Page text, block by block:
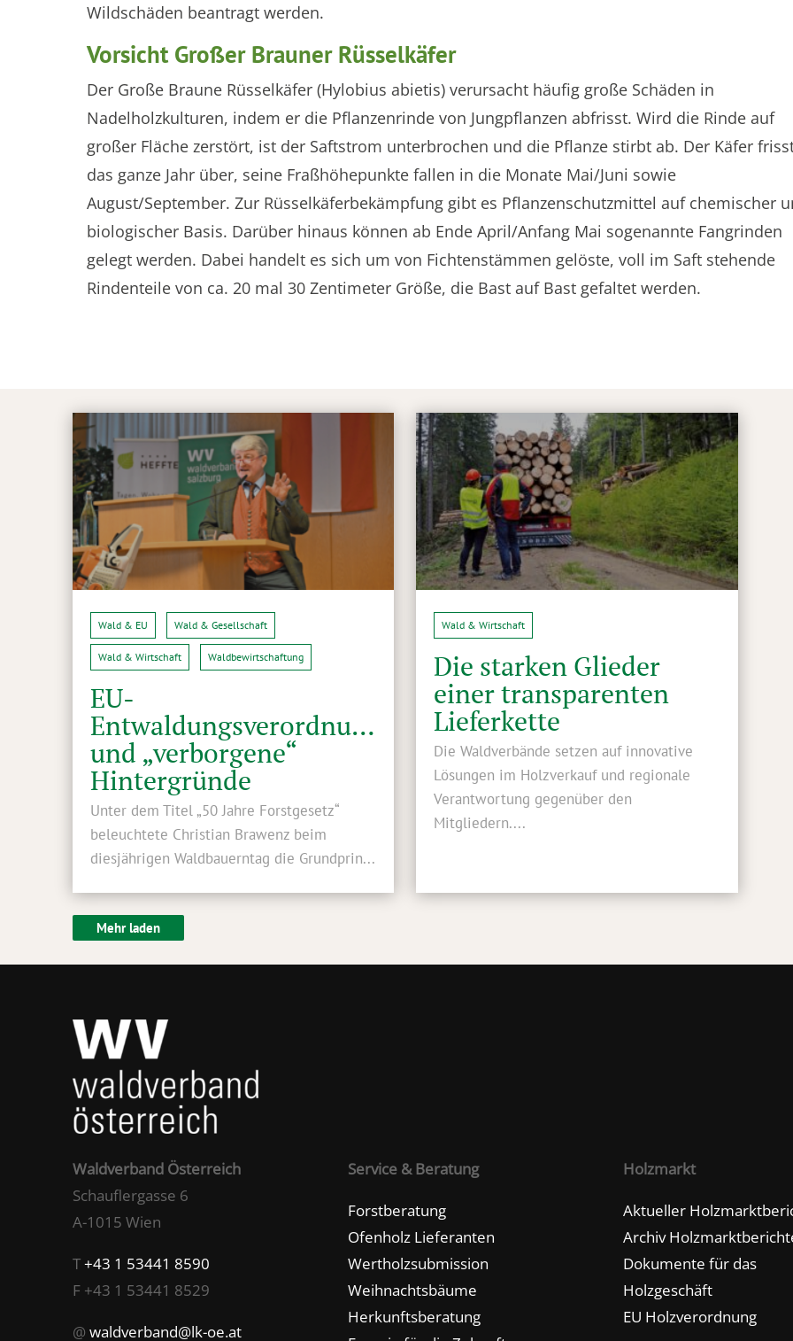
Wildschäden beantragt werden.
Vorsicht Großer Brauner Rüsselkäfer
Der Große Braune Rüsselkäfer (Hylobius abietis) verursacht häufig große Schäden in
Nadelholzkulturen, indem er die Pflanzenrinde von Jungpflanzen abfrisst. Wird die Rinde auf
großer Fläche zerstört, ist der Saftstrom unterbrochen und die Pflanze stirbt ab. Der Käfer
das ganze Jahr über, seine Fraßhöhepunkte fallen in die Monate Mai/Juni sowie
August/September. Zur Rüsselkäferbekämpfung gibt es Pflanzenschutzmittel auf chemischer
biologischer Basis. Darüber hinaus können ab Ende April/Anfang Mai sogenannte Fangrinden
gelegt werden. Dabei handelt es sich um von Fichtenstämmen gelöste, voll im Saft stehende
Rindenteile von ca. 20 mal 30 Zentimeter Größe, die Bast auf Bast gefaltet werden.
Wald & EU Wald & Gesellschaft
Wald & Wirtschaft Waldbewirtschaftung
EU-
Entwaldungsverordnung
und „verborgene“
Hintergründe
Unter dem Titel „50 Jahre Forstgesetz“
beleuchtete Christian Brawenz beim
diesjährigen Waldbauerntag die Grundprin...
Wald & Wirtschaft
Die starken Glieder
einer transparenten
Lieferkette
Die Waldverbände setzen auf innovative
Lösungen im Holzverkauf und regionale
Verantwortung gegenüber den
Mitgliedern....
Mehr laden
Waldverband Österreich
Schauflergasse 6
A-1015 Wien
T+43 1 53441 8590
F +43 1 53441 8529
@ waldverband@lk-oe.at
Service & Beratung
Forstberatung
Ofenholz Lieferanten
Wertholzsubmission
Weihnachtsbäume
Herkunftsberatung
Holzmarkt
Aktueller
Archiv
Dokumente für das
Holzgeschäft
EU Holzverordnung